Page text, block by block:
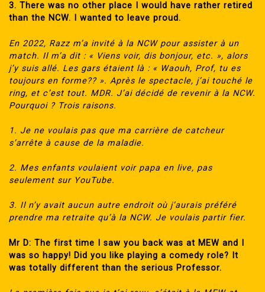
3. There was no other place I would have rather retired
than the NCW. I wanted to leave proud.
En 2022, Razz m’a invité à la NCW pour assister à un
match. Il m’a dit : « Viens voir, dis bonjour, etc. », alors
j’y suis allé. Les gars étaient là : « Waouh, Prof, tu es
toujours en forme?? ». Après le spectacle, j’ai touché le
ring, et c’est tout. MDR. J’ai décidé de revenir à la NCW.
Pourquoi ? Trois raisons.
1. Je ne voulais pas que ma carrière de catcheur
s’arrête à cause de la maladie.
2. Mes enfants voulaient voir papa en live, pas
seulement sur YouTube.
3. Il n’y avait aucun autre endroit où j’aurais préféré
prendre ma retraite qu’à la NCW. Je voulais partir fier.
Mr D: The first time I saw you back was at MEW and I
was so happy! Did you like playing a comedy role? It
was totally different than the serious Professor.